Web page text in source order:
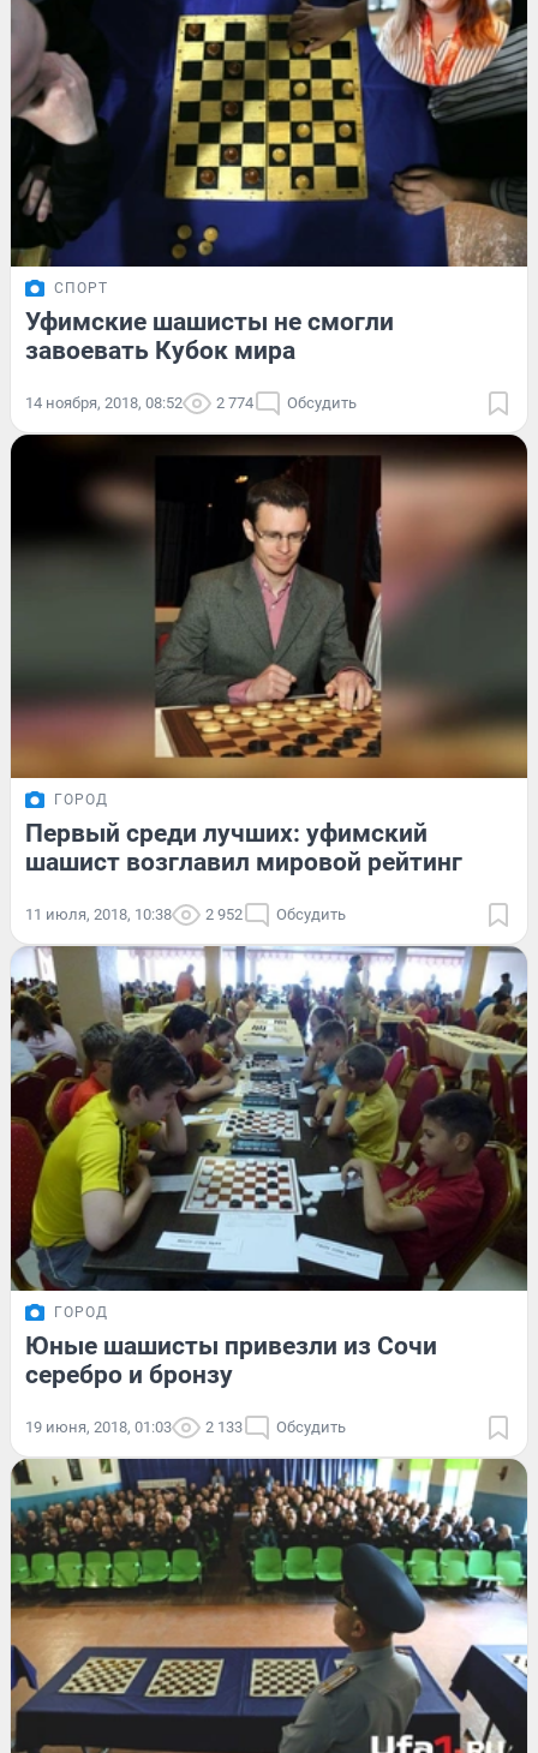
СПОРТ
Уфимские шашисты не смогли
завоевать Кубок мира
14 ноября, 2018, 08:52 2 774 Обсудить
ГОРОД
Первый среди лучших: уфимский
шашист возглавил мировой рейтинг
11 июля, 2018, 10:38 2 952 Обсудить
ГОРОД
Юные шашисты привезли из Сочи
серебро и бронзу
19 июня, 2018, 01:03 2 133 Обсудить